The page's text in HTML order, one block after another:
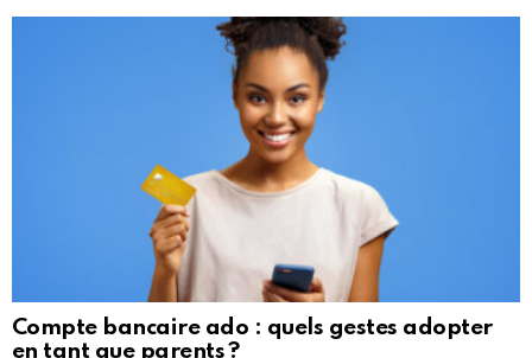
Compte bancaire ado : quels gestes adopter
en tant que parents ?